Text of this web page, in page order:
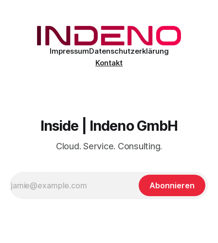
ImpressumDatenschutzerklärung
Kontakt
Inside | Indeno GmbH
Cloud. Service. Consulting.
Abonnieren